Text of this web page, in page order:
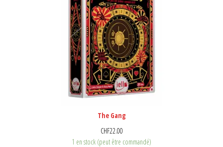
The Gang
CHF22.00
1 en stock (peut être commandé)